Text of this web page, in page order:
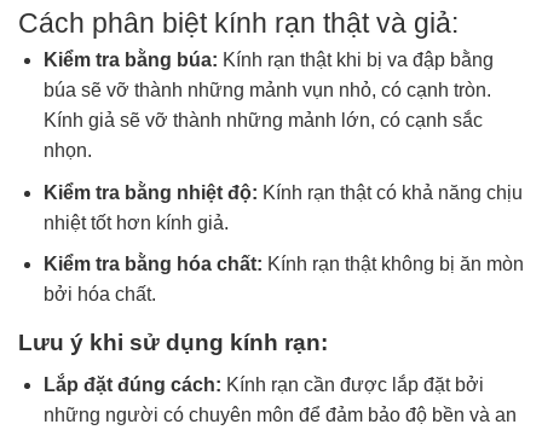
Cách phân biệt kính rạn thật và giả:
Kiểm tra bằng búa: Kính rạn thật khi bị va đập bằng
búa sẽ vỡ thành những mảnh vụn nhỏ, có cạnh tròn.
Kính giả sẽ vỡ thành những mảnh lớn, có cạnh sắc
nhọn.
Kiểm tra bằng nhiệt độ: Kính rạn thật có khả năng chịu
nhiệt tốt hơn kính giả.
Kiểm tra bằng hóa chất: Kính rạn thật không bị ăn mòn
bởi hóa chất.
Lưu ý khi sử dụng kính rạn:
Lắp đặt đúng cách: Kính rạn cần được lắp đặt bởi
những người có chuyên môn để đảm bảo độ bền và an